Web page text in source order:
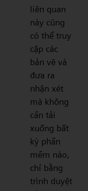
liên quan
này cũng
có thể truy
cập các
bản vẽ và
đưa ra
nhận xét
mà không
cần tải
xuống bất
kỳ phần
mềm nào,
chỉ bằng
trình duyệt